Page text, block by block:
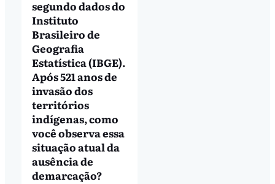
segundo dados do
Instituto
Brasileiro de
Geografia
Estatística (IBGE).
Após 521 anos de
invasão dos
territórios
indígenas, como
você observa essa
situação atual da
ausência de
demarcação?